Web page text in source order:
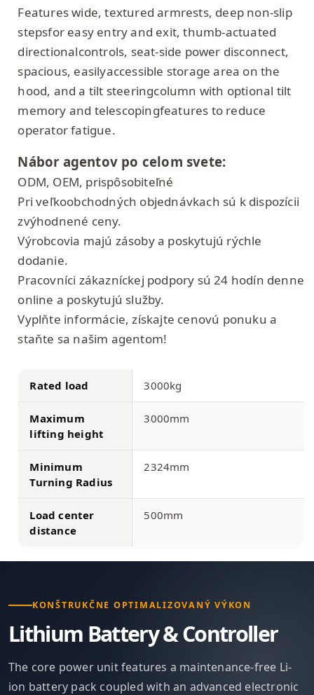
Features wide, textured armrests, deep non-slip
stepsfor easy entry and exit, thumb-actuated
directionalcontrols, seat-side power disconnect,
spacious, easilyaccessible storage area on the
hood, and a tilt steeringcolumn with optional tilt
memory and telescopingfeatures to reduce
operator fatigue.
Nábor agentov po celom svete:
ODM, OEM, prispôsobiteľné
Pri veľkoobchodných objednávkach sú k dispozícii
zvýhodnené ceny.
Výrobcovia majú zásoby a poskytujú rýchle
dodanie.
Pracovníci zákazníckej podpory sú 24 hodín denne
online a poskytujú služby.
Vyplňte informácie, získajte cenovú ponuku a
staňte sa našim agentom!
Rated load 3000kg
Maximum
lifting height
3000mm
Minimum
Turning Radius
2324mm
Load center
distance
500mm
KONŠTRUKČNE OPTIMALIZOVANÝ VÝKON
Lithium Battery & Controller
The core power unit features a maintenance-free Li-
ion battery pack coupled with an advanced electronic